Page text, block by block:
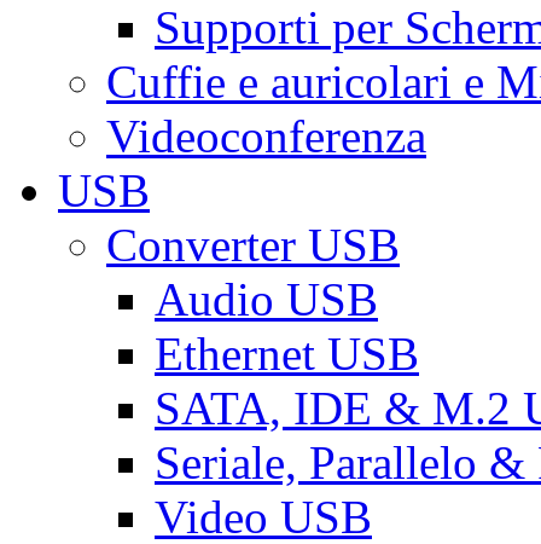
Supporti per
Cuffie e auricolari e
Videoconferenza
USB
Converter USB
Audio USB
Ethernet USB
SATA, IDE & M.2
Seriale, Parallelo &
Video USB